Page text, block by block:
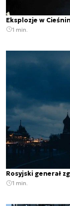
Eksplozje w
1 min.
Rosyjski generał
1 min.